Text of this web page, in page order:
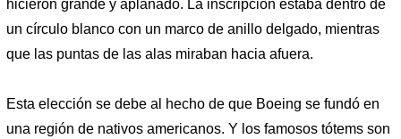
hicieron grande y aplanado. La inscripción estaba dentro de
un círculo blanco con un marco de anillo delgado, mientras
que las puntas de las alas miraban hacia afuera.
Esta elección se debe al hecho de que Boeing se fundó en
una región de nativos americanos. Y los famosos tótems son